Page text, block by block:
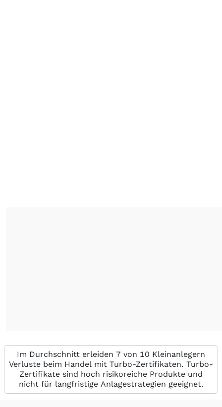
Im Durchschnitt erleiden 7 von 10 Kleinanlegern
Verluste beim Handel mit Turbo-Zertifikaten. Turbo-
Zertifikate sind hoch risikoreiche Produkte und
nicht für langfristige Anlagestrategien geeignet.